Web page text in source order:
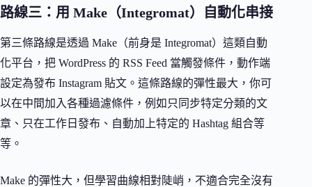
路線三：用 Make（Integromat）自動化串接
第三條路線是透過 Make（前身是 Integromat）這類自動
化平台，把 WordPress 的 RSS Feed 當觸發條件，動作端
設定為發布 Instagram 貼文。這條路線的彈性最大，你可
以在中間加入各種過濾條件，例如只同步特定分類的文
章、只在工作日發布、自動加上特定的 Hashtag 組合等
等。
Make 的彈性大，但學習曲線相對陡峭，不適合完全沒有